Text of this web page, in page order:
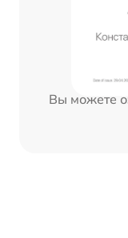
Вы можете